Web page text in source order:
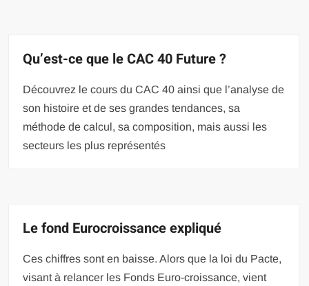
Qu’est-ce que le CAC 40 Future ?
Découvrez le cours du CAC 40 ainsi que l’analyse de
son histoire et de ses grandes tendances, sa
méthode de calcul, sa composition, mais aussi les
secteurs les plus représentés
Le fond Eurocroissance expliqué
Ces chiffres sont en baisse. Alors que la loi du Pacte,
visant à relancer les Fonds Euro-croissance, vient